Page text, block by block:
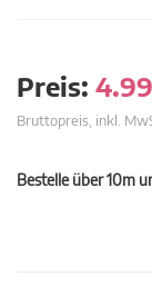
Preis: 4.99
Bruttopreis, inkl.
Bestelle über 10m